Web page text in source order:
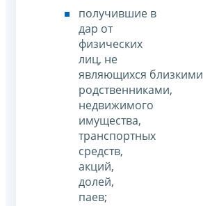
получившие в
дар от
физических
лиц, не
являющихся близкими
родственниками,
недвижимого
имущества,
транспортных
средств,
акций,
долей,
паев;